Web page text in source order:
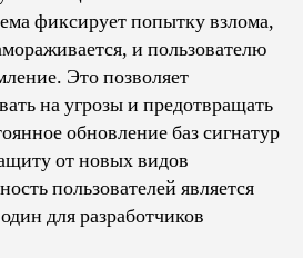
фиксирует попытку взлома,
и пользователю
Это позволяет
на угрозы и предотвращать
обновление баз сигнатур
от новых видов
пользователей является
для разработчиков